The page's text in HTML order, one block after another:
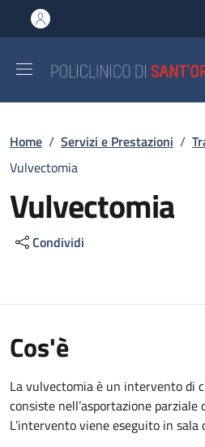
al contenuto principale
to footer content
Briciole di pane
Home / Servizi e Prestazioni /
Vulvectomia
Vulvectomia
Condividi
Cos'è
La vulvectomia è un intervento di
consiste nell’asportazione
L’intervento viene eseguito in sala